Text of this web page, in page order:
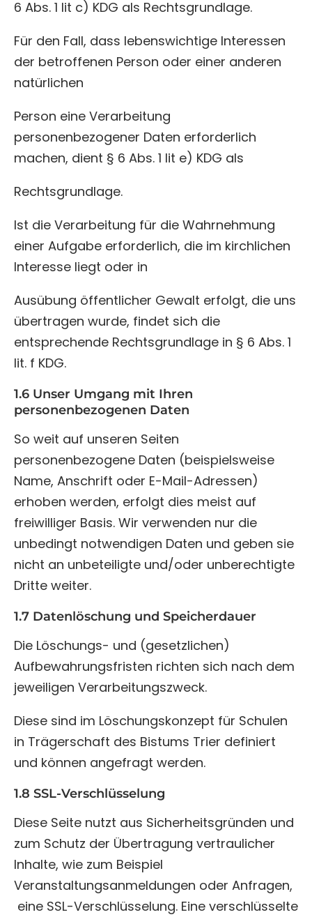
6 Abs. 1 lit c) KDG als Rechtsgrundlage.
Für den Fall, dass lebenswichtige Interessen
der betroffenen Person oder einer anderen
natürlichen
Person eine Verarbeitung
personenbezogener Daten erforderlich
machen, dient § 6 Abs. 1 lit e) KDG als
Rechtsgrundlage.
Ist die Verarbeitung für die Wahrnehmung
einer Aufgabe erforderlich, die im kirchlichen
Interesse liegt oder in
Ausübung öffentlicher Gewalt erfolgt, die uns
übertragen wurde, findet sich die
entsprechende Rechtsgrundlage in § 6 Abs. 1
lit. f KDG.
1.6 Unser Umgang mit Ihren
personenbezogenen Daten
So weit auf unseren Seiten
personenbezogene Daten (beispielsweise
Name, Anschrift oder E-Mail-Adressen)
erhoben werden, erfolgt dies meist auf
freiwilliger Basis. Wir verwenden nur die
unbedingt notwendigen Daten und geben sie
nicht an unbeteiligte und/oder unberechtigte
Dritte weiter.
1.7 Datenlöschung und Speicherdauer
Die Löschungs- und (gesetzlichen)
Aufbewahrungsfristen richten sich nach dem
jeweiligen Verarbeitungszweck.
Diese sind im Löschungskonzept für Schulen
in Trägerschaft des Bistums Trier definiert
und können angefragt werden.
1.8 SSL-Verschlüsselung
Diese Seite nutzt aus Sicherheitsgründen und
zum Schutz der Übertragung vertraulicher
Inhalte, wie zum Beispiel
Veranstaltungsanmeldungen oder Anfragen,
eine SSL-Verschlüsselung. Eine verschlüsselte